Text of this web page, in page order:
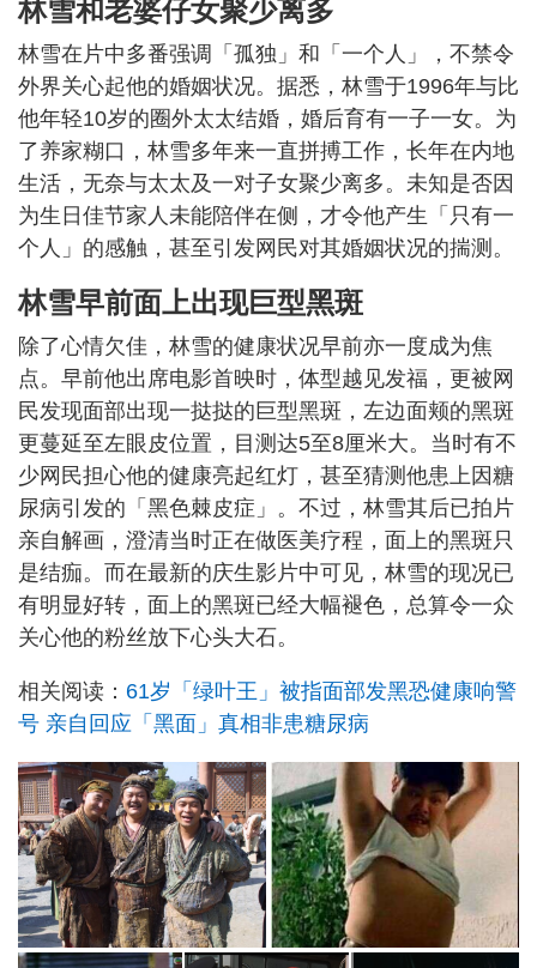
林雪和老婆仔女聚少离多
林雪在片中多番强调「孤独」和「一个人」，不禁令
外界关心起他的婚姻状况。据悉，林雪于1996年与比
他年轻10岁的圈外太太结婚，婚后育有一子一女。为
了养家糊口，林雪多年来一直拼搏工作，长年在内地
生活，无奈与太太及一对子女聚少离多。未知是否因
为生日佳节家人未能陪伴在侧，才令他产生「只有一
个人」的感触，甚至引发网民对其婚姻状况的揣测。
林雪早前面上出现巨型黑斑
除了心情欠佳，林雪的健康状况早前亦一度成为焦
点。早前他出席电影首映时，体型越见发福，更被网
民发现面部出现一挞挞的巨型黑斑，左边面颊的黑斑
更蔓延至左眼皮位置，目测达5至8厘米大。当时有不
少网民担心他的健康亮起红灯，甚至猜测他患上因糖
尿病引发的「黑色棘皮症」。不过，林雪其后已拍片
亲自解画，澄清当时正在做医美疗程，面上的黑斑只
是结痂。而在最新的庆生影片中可见，林雪的现况已
有明显好转，面上的黑斑已经大幅褪色，总算令一众
关心他的粉丝放下心头大石。
相关阅读： 61岁「绿叶王」被指面部发黑恐健康响警
号 亲自回应「黑面」真相非患糖尿病